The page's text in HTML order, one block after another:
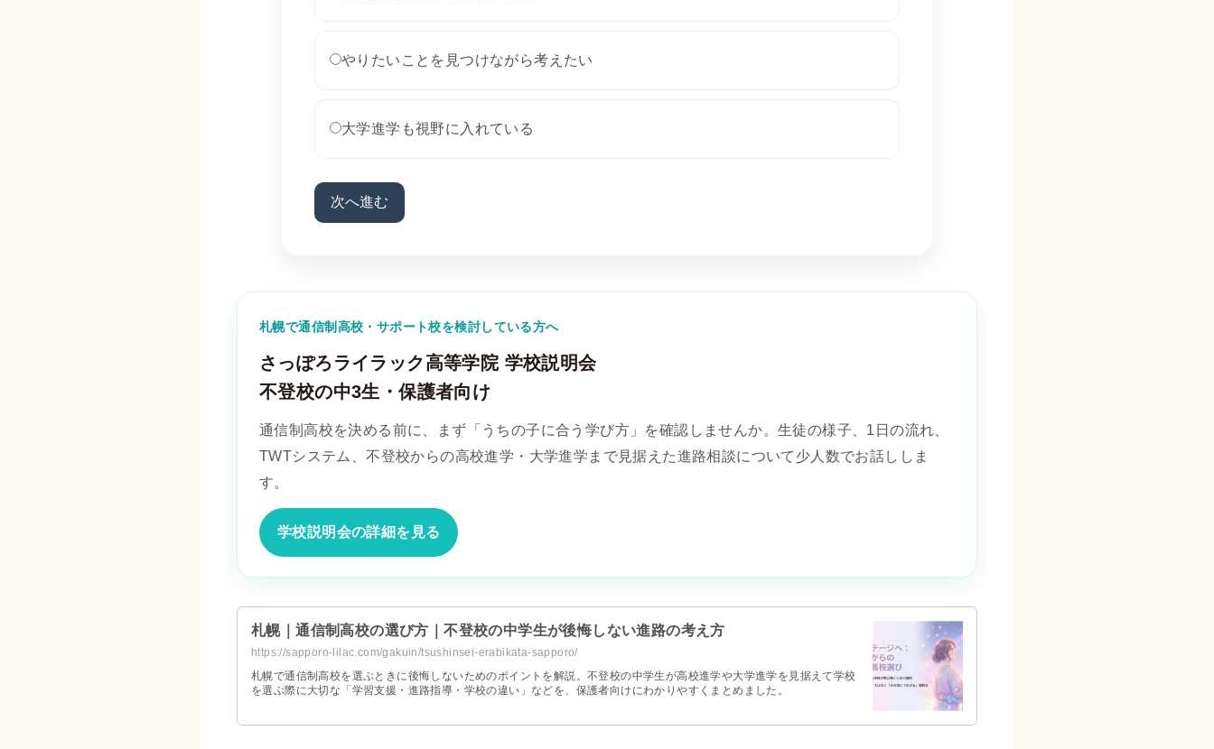
やりたいことを見つけながら考えたい
大学進学も視野に入れている
次へ進む
札幌で通信制高校・サポート校を検討している方へ
さっぽろライラック高等学院 学校説明会
不登校の中3生・保護者向け
通信制高校を決める前に、まず「うちの子に合う学び方」を確認しませんか。生徒の様子、1日の流れ、
TWTシステム、不登校からの高校進学・大学進学まで見据えた進路相談について少人数でお話ししま
す。
学校説明会の詳細を見る
札幌｜通信制高校の選び方｜不登校の中学生が後悔しない進路の考え方
https://sapporo-lilac.com/gakuin/tsushinsei-erabikata-sapporo/
札幌で通信制高校を選ぶときに後悔しないためのポイントを解説。不登校の中学生が高校進学や大学進学を見据えて学校
を選ぶ際に大切な「学習支援・進路指導・学校の違い」などを、保護者向けにわかりやすくまとめました。